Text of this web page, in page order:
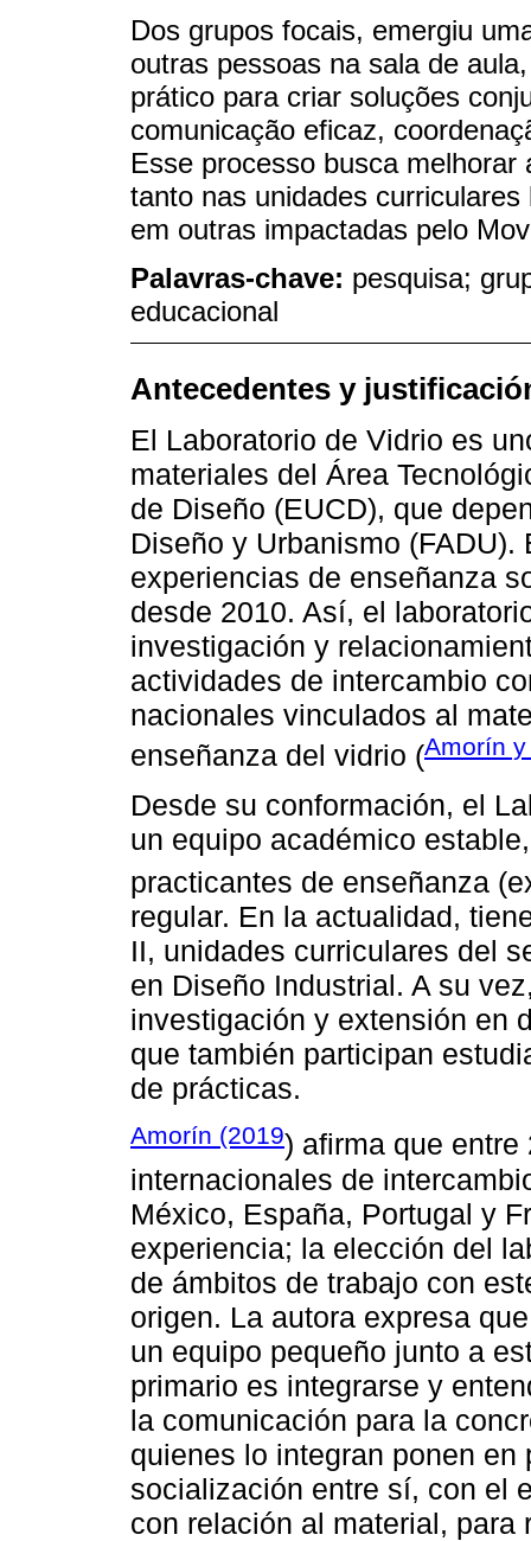
Dos grupos focais, emergiu
outras pessoas na sala de
prático para criar soluções
comunicação eficaz,
Esse processo busca
tanto nas unidades
em outras impactadas pelo
Palavras-chave: pesquisa;
educacional
Antecedentes y
El Laboratorio de Vidrio es
materiales del Área
de Diseño (EUCD), que
Diseño y Urbanismo
experiencias de enseñanza
desde 2010. Así, el
investigación y
actividades de intercambio
nacionales vinculados al
enseñanza del vidrio (Amorín
Desde su conformación, el
un equipo académico
practicantes de enseñanza
regular. En la actualidad,
II, unidades curriculares del
en Diseño Industrial. A su
investigación y extensión en
que también participan
de prácticas.
Amorín (2019) afirma que
internacionales de
México, España, Portugal y
experiencia; la elección del
de ámbitos de trabajo con
origen. La autora expresa
un equipo pequeño junto a
primario es integrarse y
la comunicación para la
quienes lo integran ponen
socialización entre sí, con el
con relación al material,